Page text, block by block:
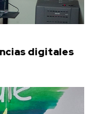
digitales